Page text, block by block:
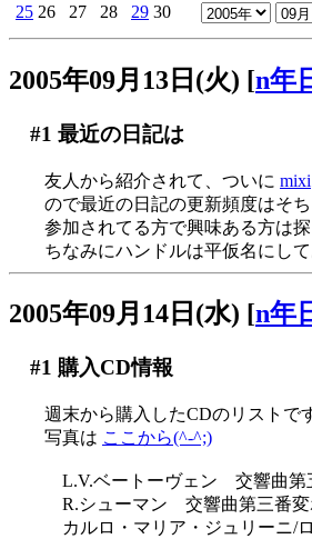
25 26 27 28 29 30
2005年09月13日(火) [n年
#1 最近の日記は
友人から紹介されて、ついに mixi
ので最近の日記の更新頻度はそち
参加されてる方で興味ある方は
ちなみにハンドルは平仮名にし
2005年09月14日(水) [n年
#1 購入CD情報
週末から購入したCDのリストで
写真は ここから(^-^;)
L.V.ベートーヴェン 交響曲第
R.シューマン 交響曲第三番変
カルロ・マリア・ジュリーニ/ロ